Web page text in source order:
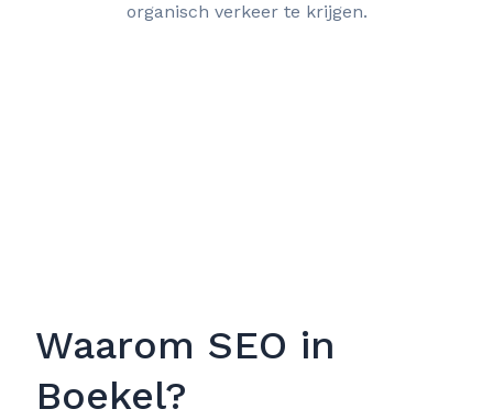
organisch verkeer te krijgen.
Waarom SEO in
Boekel?